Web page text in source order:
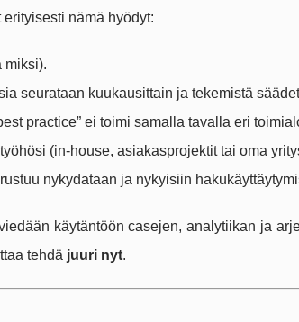
nämä hyödyt:
miksi).
seurataan kuukausittain ja tekemistä
practice” ei toimi samalla tavalla eri
(in-house, asiakasprojektit tai oma
nykydataan ja nykyisiin
käytäntöön casejen, analytiikan ja
tehdä juuri nyt.